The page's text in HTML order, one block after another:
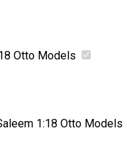
Otto Models
1:18 Otto Models